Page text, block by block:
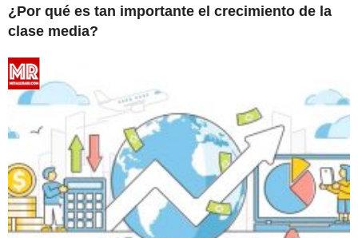
¿Por qué es tan importante el crecimiento de la
clase media?